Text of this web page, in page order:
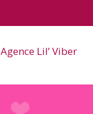
Agence Lil’ Viber